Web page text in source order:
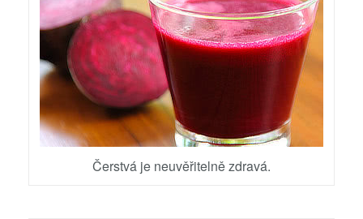
Čerstvá je neuvěřitelně zdravá.